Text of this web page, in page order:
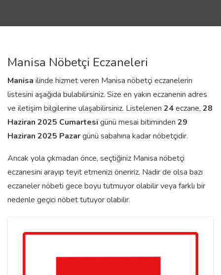
Manisa Nöbetçi Eczaneleri
Manisa ilinde hizmet veren Manisa nöbetçi eczanelerin
listesini aşağıda bulabilirsiniz. Size en yakın eczanenin adres
ve iletişim bilgilerine ulaşabilirsiniz. Listelenen 24eczane, 28
Haziran 2025 Cumartesi günü mesai bitiminden 29
Haziran 2025 Pazargünü sabahına kadar nöbetçidir.
Ancak yola çıkmadan önce, seçtiğiniz Manisa nöbetçi
eczanesini arayıp teyit etmenizi öneririz. Nadir de olsa bazı
eczaneler nöbeti gece boyu tutmuyor olabilir veya farklı bir
nedenle geçici nöbet tutuyor olabilir.